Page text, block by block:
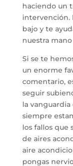
haciendo un
intervención.
bajo y te
nuestra mano
Si se te
un enorme
comentario,
seguir
la
siempre
los fallos que
de aires
aire
pongas